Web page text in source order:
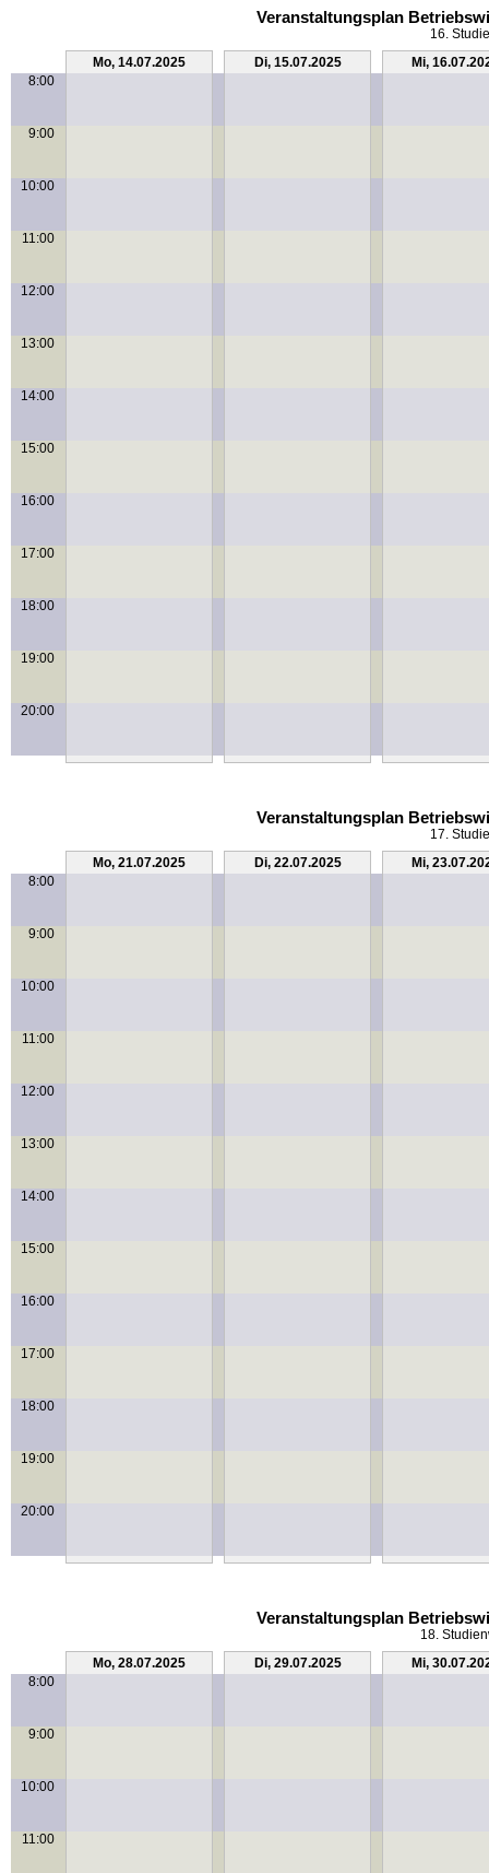
Veranstaltungsplan
16.
Mo, 14.07.2025
Di, 15.07.2025
Mi,
8:00
9:00
10:00
11:00
12:00
13:00
14:00
15:00
16:00
17:00
18:00
19:00
20:00
Veranstaltungsplan
17.
Mo, 21.07.2025
Di, 22.07.2025
Mi,
8:00
9:00
10:00
11:00
12:00
13:00
14:00
15:00
16:00
17:00
18:00
19:00
20:00
Veranstaltungsplan
18.
Mo, 28.07.2025
Di, 29.07.2025
Mi,
8:00
9:00
10:00
11:00